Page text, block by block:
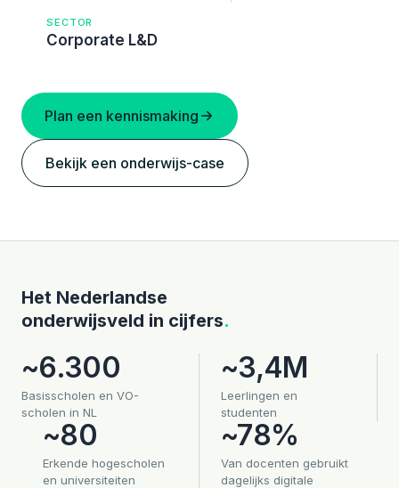
SECTOR
Corporate L&D
Plan een kennismaking
Bekijk een onderwijs-case
Het Nederlandse
onderwijsveld in cijfers.
~6.300
Basisscholen en VO-
scholen in NL
~3,4M
Leerlingen en
studenten
~80
Erkende hogescholen
en universiteiten
~78%
Van docenten gebruikt
dagelijks digitale